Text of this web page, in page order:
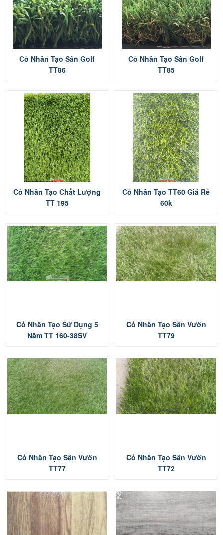
Cỏ Nhân Tạo Sân Golf
TT86
Cỏ Nhân Tạo Sân Golf
TT85
Cỏ Nhân Tạo Chất Lượng
TT 195
Cỏ Nhân Tạo TT60 Giá Rẻ
60k
Cỏ Nhân Tạo Sử Dụng 5
Năm TT 160-38SV
Cỏ Nhân Tạo Sân Vườn
TT79
Cỏ Nhân Tạo Sân Vườn
TT77
Cỏ Nhân Tạo Sân Vườn
TT72